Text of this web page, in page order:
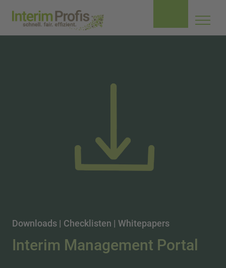
Downloads | Checklisten | Whitepapers
Interim Management Portal